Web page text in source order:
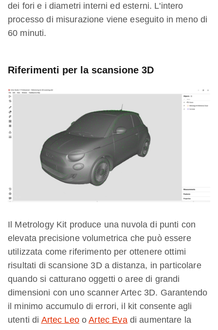
dei fori e i diametri interni ed esterni. L'intero
processo di misurazione viene eseguito in meno di
60 minuti.
Riferimenti per la scansione 3D
Il Metrology Kit produce una nuvola di punti con
elevata precisione volumetrica che può essere
utilizzata come riferimento per ottenere ottimi
risultati di scansione 3D a distanza, in particolare
quando si catturano oggetti o aree di grandi
dimensioni con uno scanner Artec 3D. Garantendo
il minimo accumulo di errori, il kit consente agli
utenti di Artec LeooArtec Evadi aumentare la